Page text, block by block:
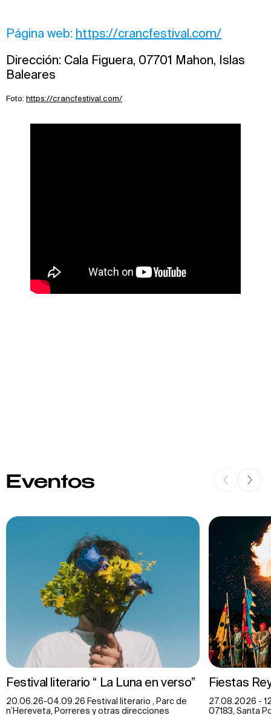
Página web: https://crancfestival.com/
Dirección: Cala Figuera, 07701 Mahon, Islas
Baleares
Foto: https://crancfestival.com/
Eventos
Festival literario “ La Luna en verso”
20.06.26-04.09.26 Festival literario , Parc de
n’Hereveta, Porreres y otras direcciones
Fiestas
27.08.2026 -
07183, Santa